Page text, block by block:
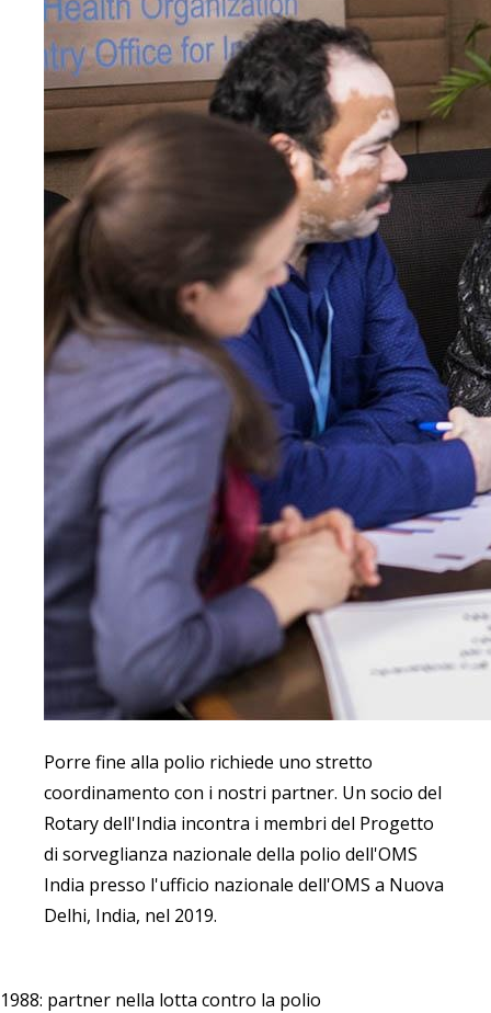
Porre fine alla polio richiede uno stretto
coordinamento con i nostri partner. Un socio del
Rotary dell'India incontra i membri del Progetto
di sorveglianza nazionale della polio dell'OMS
India presso l'ufficio nazionale dell'OMS a Nuova
Delhi, India, nel 2019.
1988: partner nella lotta contro la polio